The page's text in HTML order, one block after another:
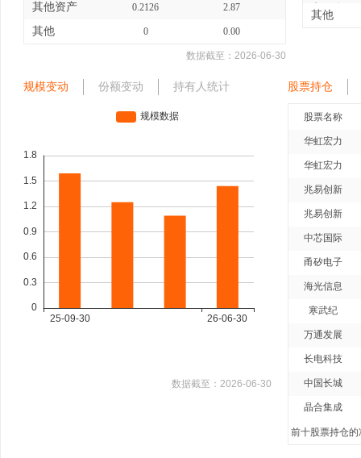
其他资产 0.2126 2.87
其他 0 0.00
数据截至： 2026-06-30
和信息
其他
规模变动 份额变动 持有人统计
数据截至： 2026-06-30
股票持仓
股票名称
华虹宏力
华虹宏力
兆易创新
兆易创新
中芯国际
甬矽电子
海光信息
寒武纪
万通发展
长电科技
中国长城
晶合集成
前十股票持仓的